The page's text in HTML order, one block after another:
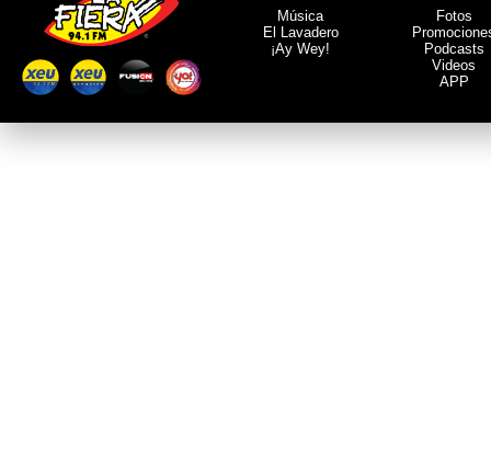
Música
El Lavadero
¡Ay Wey!
Fotos
Podcasts
Videos
APP